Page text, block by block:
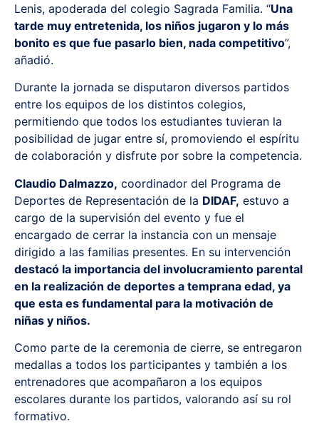
Lenis, apoderada del colegio Sagrada Familia. “Una
tarde muy entretenida, los niños jugaron y lo más
bonito es que fue pasarlo bien, nada competitivo”,
añadió.
Durante la jornada se disputaron diversos partidos
entre los equipos de los distintos colegios,
permitiendo que todos los estudiantes tuvieran la
posibilidad de jugar entre sí, promoviendo el espíritu
de colaboración y disfrute por sobre la competencia.
Claudio Dalmazzo, coordinador del Programa de
Deportes de Representación de la DIDAF, estuvo a
cargo de la supervisión del evento y fue el
encargado de cerrar la instancia con un mensaje
dirigido a las familias presentes. En su intervención
destacó la importancia del involucramiento parental
en la realización de deportes a temprana edad, ya
que esta es fundamental para la motivación de
niñas y niños.
Como parte de la ceremonia de cierre, se entregaron
medallas a todos los participantes y también a los
entrenadores que acompañaron a los equipos
escolares durante los partidos, valorando así su rol
formativo.